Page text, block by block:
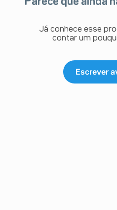
Já conhece esse
contar um
Escrever